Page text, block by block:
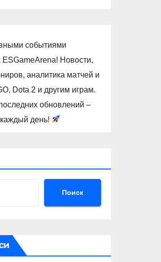
событиями
ESGameArena! Новости,
аналитика матчей и
Dota 2 и другим играм.
обновлений –
день!
Поиск